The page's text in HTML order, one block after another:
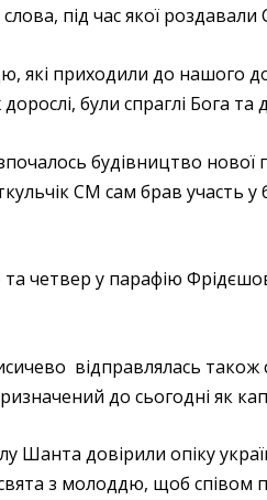
під час якої роздавали
які приходили до нашого
були спраглі Бога та
будівництво нової
СМ сам брав участь у
та четвер у парафію
відправлялась також
до сьогодні як
Шанта довірили опіку
з молоддю, щоб співом